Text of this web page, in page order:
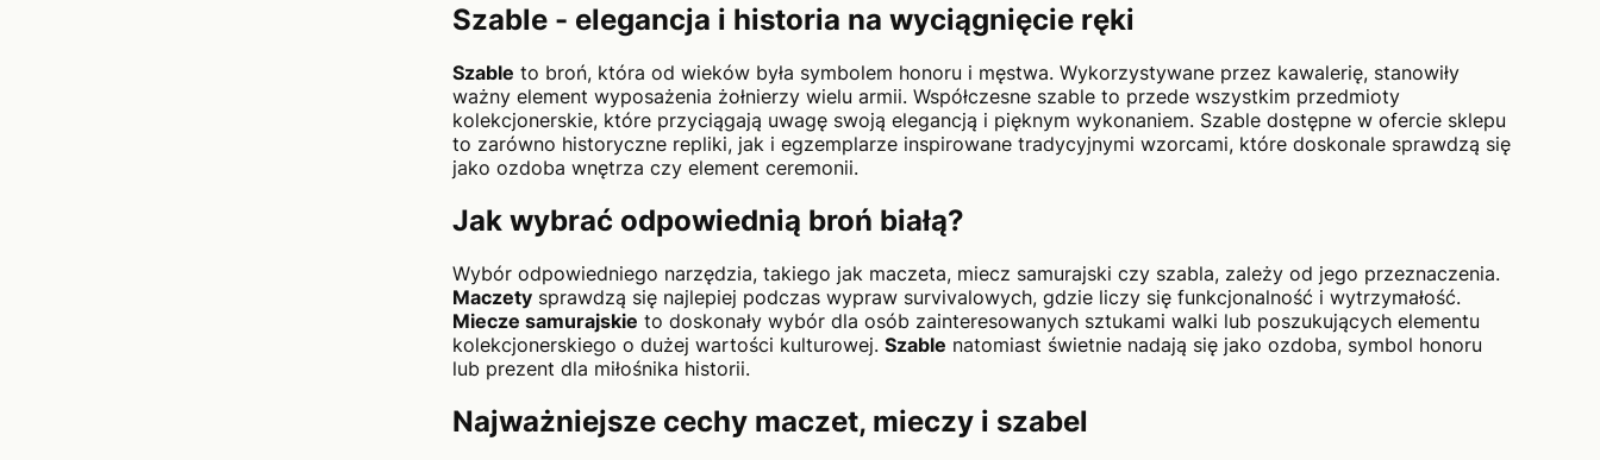
Szable - elegancja i historia na wyciągnięcie ręki
Szable to broń, która od wieków była symbolem honoru i męstwa. Wykorzystywane przez kawalerię, stanowiły
ważny element wyposażenia żołnierzy wielu armii. Współczesne szable to przede wszystkim przedmioty
kolekcjonerskie, które przyciągają uwagę swoją elegancją i pięknym wykonaniem. Szable dostępne w ofercie sklepu
to zarówno historyczne repliki, jak i egzemplarze inspirowane tradycyjnymi wzorcami, które doskonale sprawdzą się
jako ozdoba wnętrza czy element ceremonii.
Jak wybrać odpowiednią broń białą?
Wybór odpowiedniego narzędzia, takiego jak maczeta, miecz samurajski czy szabla, zależy od jego przeznaczenia.
Maczety sprawdzą się najlepiej podczas wypraw survivalowych, gdzie liczy się funkcjonalność i wytrzymałość.
Miecze samurajskie to doskonały wybór dla osób zainteresowanych sztukami walki lub poszukujących elementu
kolekcjonerskiego o dużej wartości kulturowej. Szable natomiast świetnie nadają się jako ozdoba, symbol honoru
lub prezent dla miłośnika historii.
Najważniejsze cechy maczet, mieczy i szabel